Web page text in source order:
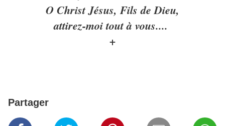
O Christ Jésus, Fils de Dieu,
attirez-moi tout à vous....
+
Partager